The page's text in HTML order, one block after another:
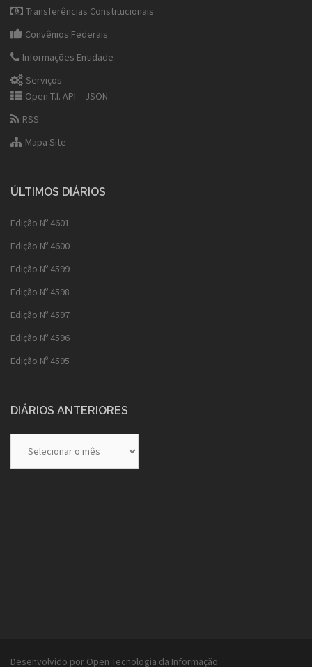
Transferências Constitucionais
Convênios Federais
Informações Entidade
Serviços
Open T.I. API – JSON
RSS
Mapa Site
ÚLTIMOS DIÁRIOS
Edição Nº 4601
Edição Nº 4600
Edição Nº 4599
Edição Nº 4598
Edição Nº 4597
Edição Nº 4596
Edição Nº 4595
DIÁRIOS ANTERIORES
Anteriores
Desenvolvido por Open Tecnologia da Informação